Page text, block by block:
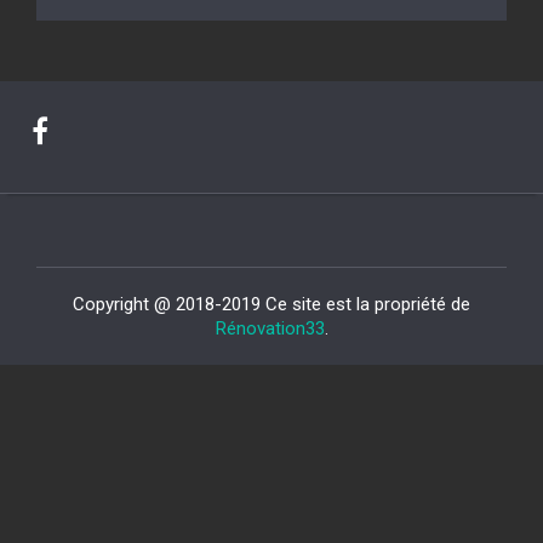
Copyright @ 2018-2019 Ce site est la propriété de
Rénovation33.